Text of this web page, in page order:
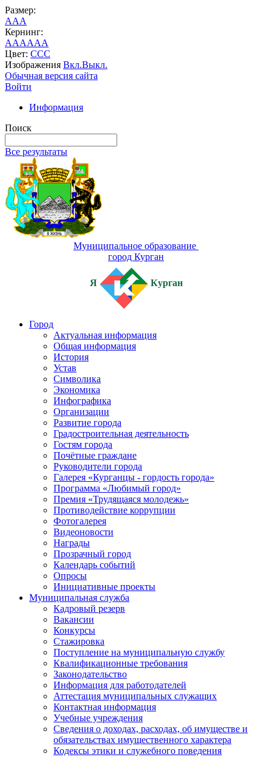
Размер:
AAA
Кернинг:
AAAAAA
Цвет: CCC
Изображения Вкл.Выкл.
Обычная версия сайта
Войти
Информация
Поиск
Все результаты
Муниципальное образование
город Курган
Я Курган
Город
Актуальная информация
Общая информация
История
Устав
Символика
Экономика
Инфографика
Организации
Развитие города
Градостроительная деятельность
Гостям города
Почётные граждане
Руководители города
Галерея «Курганцы - гордость города»
Программа «Любимый город»
Премия «Трудящаяся молодежь»
Противодействие коррупции
Фотогалерея
Видеоновости
Награды
Прозрачный город
Календарь событий
Опросы
Инициативные проекты
Муниципальная служба
Кадровый резерв
Вакансии
Конкурсы
Стажировка
Поступление на муниципальную службу
Квалификационные требования
Законодательство
Информация для работодателей
Аттестация муниципальных служащих
Контактная информация
Учебные учреждения
Сведения о доходах, расходах, об имуществе и
обязательствах имущественного характера
Кодексы этики и служебного поведения